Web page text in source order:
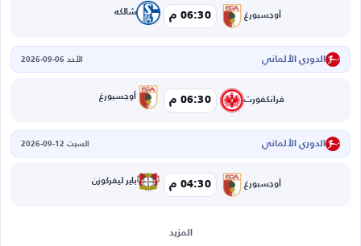
أوجسبورغ 06:30 م شالكه
الدوري الألماني الأحد 06-09-2026
فرانكفورت 06:30 م أوجسبورغ
الدوري الألماني السبت 12-09-2026
أوجسبورغ 04:30 م باير ليفركوزن
المزيد